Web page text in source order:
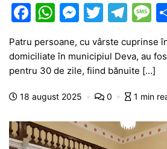
F
c
e
b
o
W
at
s
A
p
M
s
s
e
g
T
itt
er
T
el
e
gr
a
m
e
s
s
a
e
Patru persoane, cu vârste cuprinse
domiciliate în municipiul Deva, au
pentru 30 de zile, fiind bănuite […]
18 august 2025 0 1 min